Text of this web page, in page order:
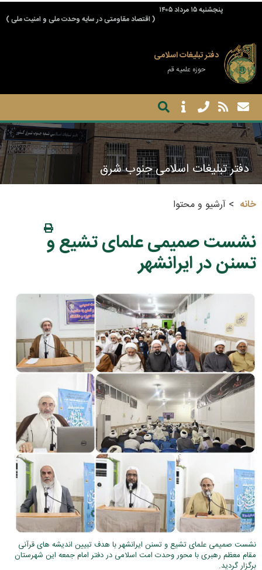
پنجشنبه ۱۵ مرداد ۱۴۰۵
( اقتصاد مقاومتی در سایه وحدت ملی و امنیت ملی )
دفتر تبلیغات اسلامی
حوزه علمیه قم
دفتر تبلیغات اسلامی جنوب شرق
خانه آرشیو و محتوا
نشست صمیمی علمای تشیع و
تسنن در ایرانشهر
نشست صمیمی علمای تشیع و تسنن ایرانشهر با هدف تبیین اندیشه های قرآنی
مقام معظم رهبری با محور وحدت امت اسلامی در دفتر امام جمعه این شهرستان
برگزار گردید.